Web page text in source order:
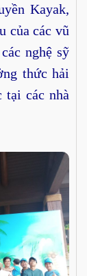
Kayak,
của các vũ
nghệ sỹ
thức hải
tại các nhà